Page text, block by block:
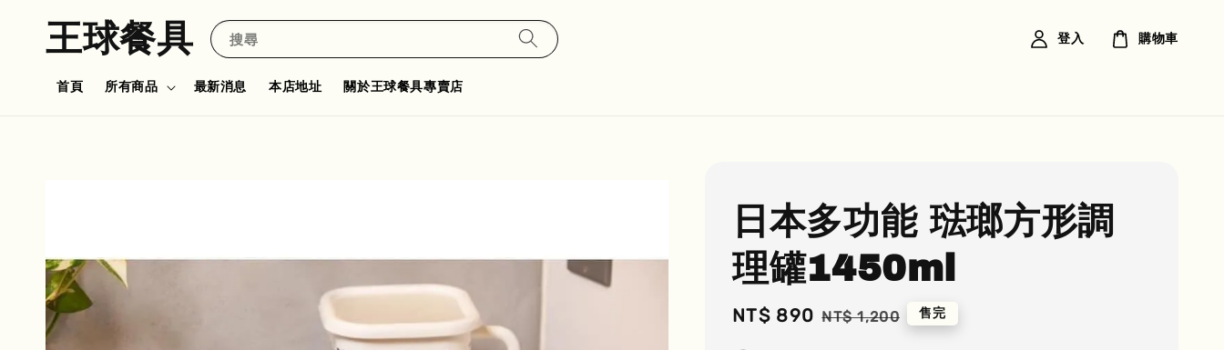
王球餐具 搜尋
首頁 所有商品 最新消息 本店地址 關於王球餐具專賣店
登入 購物車
日本多功能 琺瑯方形調
理罐1450ml
Sale
NT$ 890 Regular
NT$ 1,200 售完